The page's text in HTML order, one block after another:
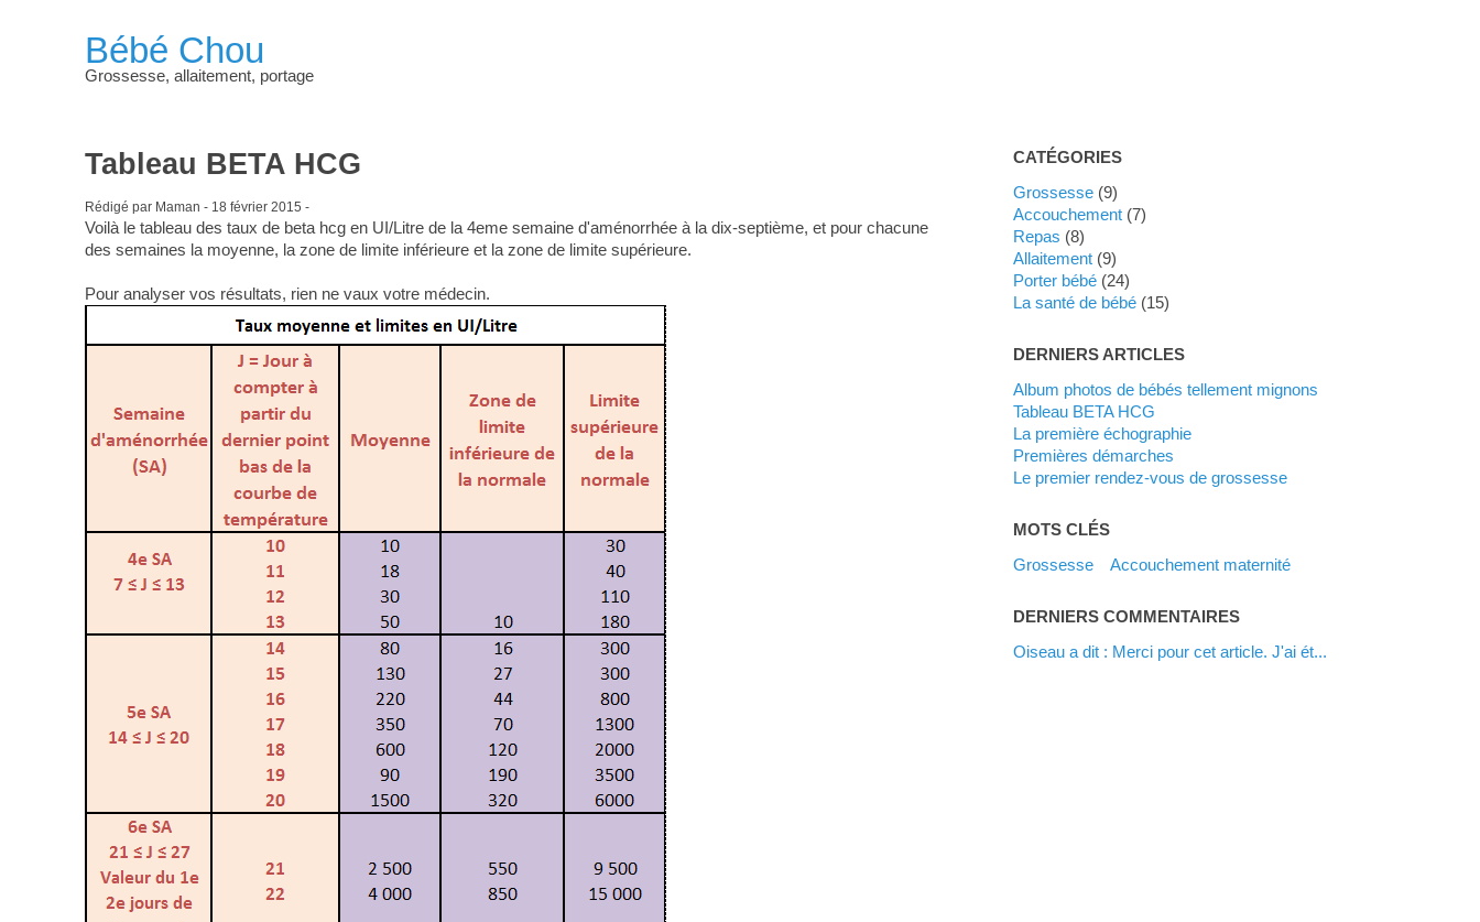
Bébé Chou
Grossesse, allaitement, portage
Tableau BETA HCG
Rédigé par Maman - 18 février 2015 -
Voilà le tableau des taux de beta hcg en UI/Litre de la 4eme semaine d'aménorrhée à la dix-septième, et pour chacune
des semaines la moyenne, la zone de limite inférieure et la zone de limite supérieure.
Pour analyser vos résultats, rien ne vaux votre médecin.
CATÉGORIES
Grossesse (9)
Accouchement (7)
Repas (8)
Allaitement (9)
Porter bébé (24)
La santé de bébé (15)
DERNIERS ARTICLES
Album photos de bébés tellement mignons
Tableau BETA HCG
La première échographie
Premières démarches
Le premier rendez-vous de grossesse
MOTS CLÉS
grossesse
accouchement maternité
DERNIERS COMMENTAIRES
Oiseau a dit : Merci pour cet article. J'ai ét...